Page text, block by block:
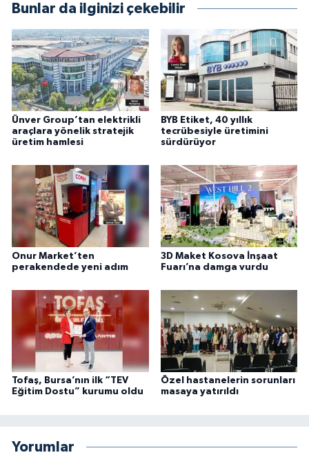
Bunlar da ilginizi çekebilir
Ünver Group’tan elektrikli
araçlara yönelik stratejik
üretim hamlesi
BYB Etiket, 40 yıllık
tecrübesiyle üretimini
sürdürüyor
Onur Market’ten
perakendede yeni adım
3D Maket Kosova İnşaat
Fuarı’na damga vurdu
Tofaş, Bursa’nın ilk “TEV
Eğitim Dostu” kurumu oldu
Özel hastanelerin sorunları
masaya yatırıldı
Yorumlar